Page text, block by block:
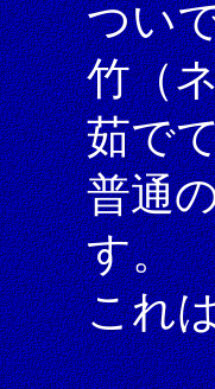
つい
竹（
茹で
普通
す。
これ